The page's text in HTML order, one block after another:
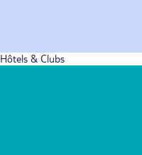
Hôtels & Clubs